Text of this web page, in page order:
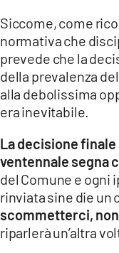
Siccome, come
normativa che
prevede che la
della prevalenza
alla debolissima
era inevitabile.
La decisione
ventennale segna
del Comune e ogni
rinviata sine die un
scommetterci,
riparlerà un’altra